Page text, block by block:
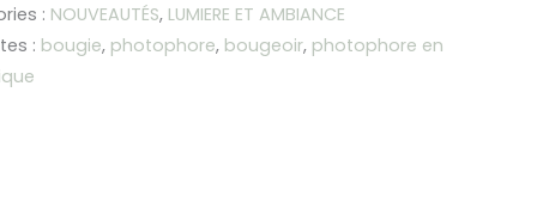
: NOUVEAUTÉS, LUMIERE ET AMBIANCE
: bougie, photophore, bougeoir, photophore en